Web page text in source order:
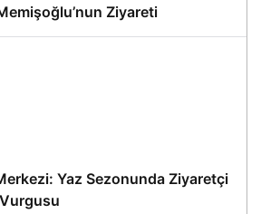
Ziyareti
Yaz Sezonunda Ziyaretçi
Vurgusu